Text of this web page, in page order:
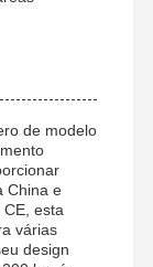
de modelo
China e
esta
várias
design